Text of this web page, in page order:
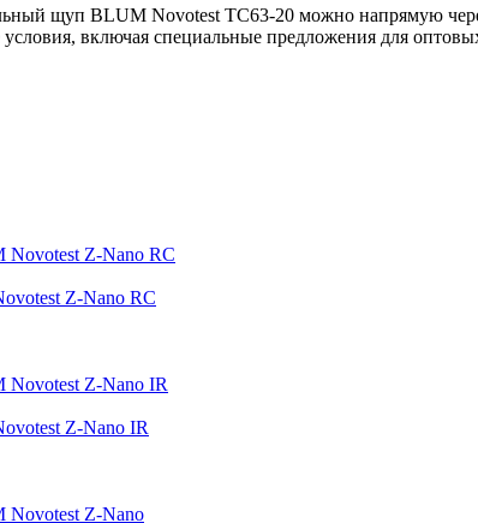
щуп BLUM Novotest TC63-20 можно напрямую
включая специальные предложения для
Z-Nano RC
Z-Nano IR